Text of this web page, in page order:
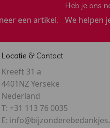
een artikel.
Heb je ons
We helpen
Locatie & Contact
Kreeft 31 a
4401NZ Yerseke
Nederland
T: +31 113 76 0035
E: